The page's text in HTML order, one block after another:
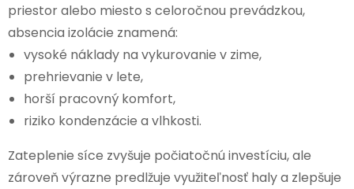
priestor alebo miesto s celoročnou prevádzkou,
absencia izolácie znamená:
vysoké náklady na vykurovanie v zime,
prehrievanie v lete,
horší pracovný komfort,
riziko kondenzácie a vlhkosti.
Zateplenie síce zvyšuje počiatočnú investíciu, ale
zároveň výrazne predlžuje využiteľnosť haly a zlepšuje